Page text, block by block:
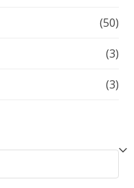
(50)
(3)
(3)